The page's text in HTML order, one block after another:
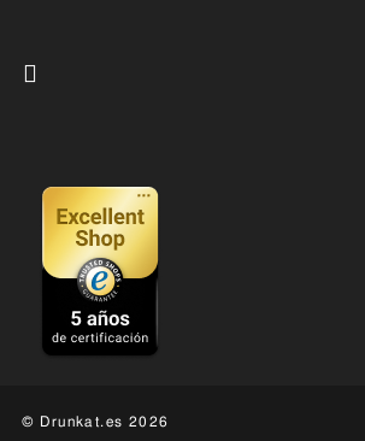
© Drunkat.es 2026